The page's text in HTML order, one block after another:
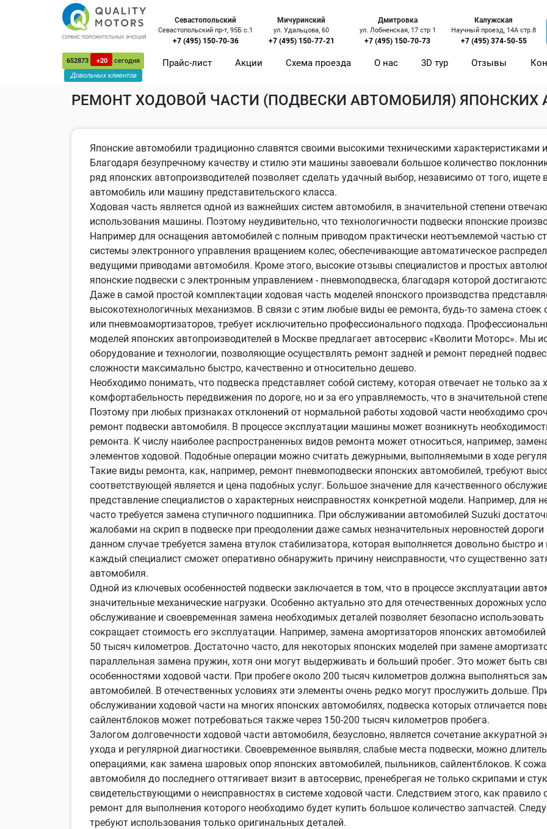
652873 +20
сегодня
Довольных клиентов
Севастопольский
Севастопольский пр-т, 95Б с.1
+7 (495) 150-70-36
Мичуринский
ул. Удальцова, 60
+7 (495) 150-77-21
Дмитровка
ул. Лобненская, 17 стр 1
+7 (495) 150-70-73
Калужская
Научный проезд, 14А стр.8
+7 (495) 374-50-55
Прайс-лист Акции Схема проезда О нас 3D тур Отзывы
Сервис в Москве Ремонт ходовой части (подвески
РЕМОНТ ХОДОВОЙ ЧАСТИ (ПОДВЕСКИ АВТОМОБИЛЯ) ЯПОНСКИХ
Японские автомобили традиционно славятся своими высокими техническими характеристиками
Благодаря безупречному качеству и стилю эти машины завоевали большое количество
ряд японских автопроизводителей позволяет сделать удачный выбор, независимо от того,
автомобиль или машину представительского класса.
Ходовая часть является одной из важнейших систем автомобиля, в значительной степени
использования машины. Поэтому неудивительно, что технологичности подвески японские
Например для оснащения автомобилей с полным приводом практически неотъемлемой частью
системы электронного управления вращением колес, обеспечивающие автоматическое
ведущими приводами автомобиля. Кроме этого, высокие отзывы специалистов и простых
японские подвески с электронным управлением - пневмоподвеска, благодаря которой
Даже в самой простой комплектации ходовая часть моделей японского производства
высокотехнологичных механизмов. В связи с этим любые виды ее ремонта, будь-то замена стоек
или пневмоамортизаторов, требует исключительно профессионального подхода.
моделей японских автопроизводителей в Москве предлагает автосервис «Кволити Моторс». Мы
оборудование и технологии, позволяющие осуществлять ремонт задней и ремонт передней
сложности максимально быстро, качественно и относительно дешево.
Необходимо понимать, что подвеска представляет собой систему, которая отвечает не только
комфортабельность передвижения по дороге, но и за его управляемость, что в значительной
Поэтому при любых признаках отклонений от нормальной работы ходовой части необходимо
ремонт подвески автомобиля. В процессе эксплуатации машины может возникнуть
ремонта. К числу наиболее распространенных видов ремонта может относиться, например,
элементов ходовой. Подобные операции можно считать дежурными, выполняемыми в ходе
Такие виды ремонта, как, например, ремонт пневмоподвески японских автомобилей, требуют
соответствующей является и цена подобных услуг. Большое значение для качественного
представление специалистов о характерных неисправностях конкретной модели. Например, для
часто требуется замена ступичного подшипника. При обслуживании автомобилей Suzuki
жалобами на скрип в подвеске при преодолении даже самых незначительных неровностей
данном случае требуется замена втулок стабилизатора, которая выполняется довольно быстро
каждый специалист сможет оперативно обнаружить причину неисправности, что существенно
автомобиля.
Одной из ключевых особенностей подвески заключается в том, что в процессе эксплуатации
значительные механические нагрузки. Особенно актуально это для отечественных дорожных
обслуживание и своевременная замена необходимых деталей позволяет безопасно
сокращает стоимость его эксплуатации. Например, замена амортизаторов японских автомобилей
50 тысяч километров. Достаточно часто, для некоторых японских моделей при замене
параллельная замена пружин, хотя они могут выдерживать и больший пробег. Это может быть
особенностями ходовой части. При пробеге около 200 тысяч километров должна выполняться
автомобилей. В отечественных условиях эти элементы очень редко могут прослужить дольше.
обслуживании ходовой части на многих японских автомобилях, подвеска которых отличается
сайлентблоков может потребоваться также через 150-200 тысяч километров пробега.
Залогом долговечности ходовой части автомобиля, безусловно, является сочетание аккуратной
ухода и регулярной диагностики. Своевременное выявляя, слабые места подвески, можно
операциями, как замена шаровых опор японских автомобилей, пыльников, сайлентблоков. К
автомобиля до последнего оттягивает визит в автосервис, пренебрегая не только скрипами и
свидетельствующими о неисправностях в системе ходовой части. Следствием этого, как
ремонт для выполнения которого необходимо будет купить большое количество запчастей.
требуют использования только оригинальных деталей.